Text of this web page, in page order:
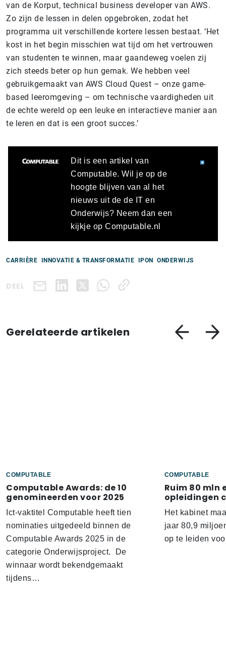
van de Korput, technical business developer van AWS.
Zo zijn de lessen in delen opgebroken, zodat het
programma uit verschillende kortere lessen bestaat. ‘Het
kost in het begin misschien wat tijd om het vertrouwen
van studenten te winnen, maar gaandeweg voelen zij
zich steeds beter op hun gemak. We hebben veel
gebruikgemaakt van AWS Cloud Quest – onze game-
based leeromgeving – om technische vaardigheden uit
de echte wereld op een leuke en interactieve manier aan
te leren en dat is een groot succes.’
Dit is een artikel van
Computable. Wil je op de
hoogte blijven van al het
nieuws uit de de IT en
Onderwijs? Neem dan een
kijkje op Computable.nl
CARRIÈRE INNOVATIE & TRANSFORMATIE IPON ONDERWIJS
DEEL
Gerelateerde artikelen
COMPUTABLE
Computable Awards: de 10
genomineerden voor 2025
Ict-vaktitel Computable heeft tien
nominaties uitgedeeld binnen de
Computable Awards 2025 in de
categorie Onderwijsproject. De
winnaar wordt bekendgemaakt
tijdens…
COMPUTABLE
Ruim 80 mln
opleidingen
Het kabinet
jaar 80,9
op te leiden